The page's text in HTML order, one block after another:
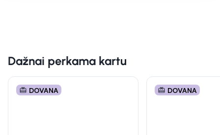
Dažnai perkama kartu
DOVANA DOVANA